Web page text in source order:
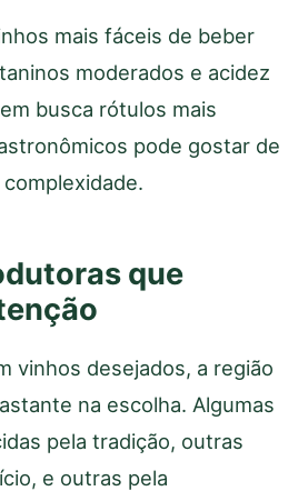
mais fáceis de beber
moderados e acidez
busca rótulos mais
pode gostar de
que
vinhos desejados, a região
na escolha. Algumas
pela tradição, outras
e outras pela